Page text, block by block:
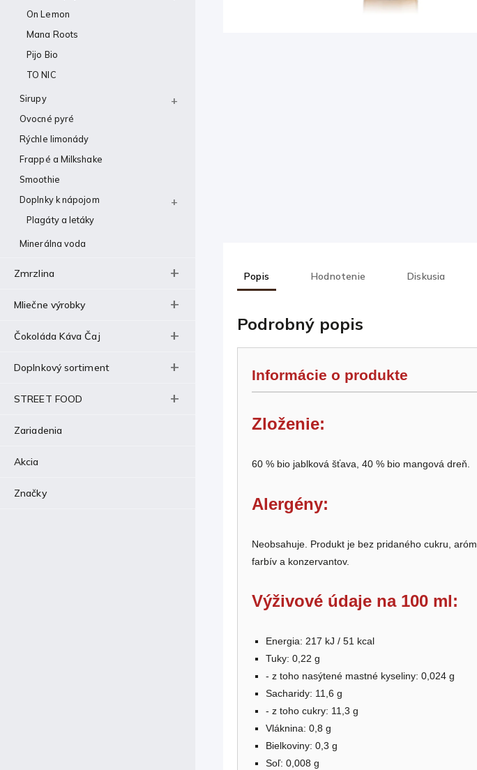
On Lemon
Mana Roots
Pijo Bio
TO NIC
Sirupy
Ovocné pyré
Rýchle limonády
Frappé a Milkshake
Smoothie
Doplnky k nápojom
Plagáty a letáky
Minerálna voda
Zmrzlina
Mliečne výrobky
Čokoláda Káva Čaj
Doplnkový sortiment
STREET FOOD
Zariadenia
Akcia
Značky
Popis Hodnotenie Diskusia
Podrobný popis
Informácie o produkte
Zloženie:
60 % bio jablková šťava, 40 % bio mangová dreň.
Alergény:
Neobsahuje. Produkt je bez pridaného cukru, aróm,
farbív a konzervantov.
Výživové údaje na 100 ml:
Energia: 217 kJ / 51 kcal
Tuky: 0,22 g
- z toho nasýtené mastné kyseliny: 0,024 g
Sacharidy: 11,6 g
- z toho cukry: 11,3 g
Vláknina: 0,8 g
Bielkoviny: 0,3 g
Soľ: 0,008 g